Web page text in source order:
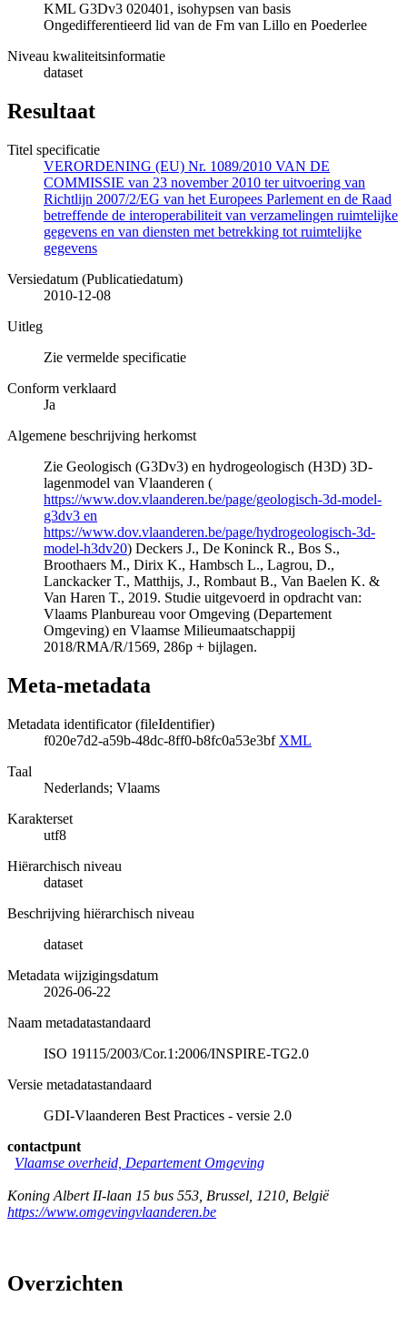
KML G3Dv3 020401, isohypsen van basis
Ongedifferentieerd lid van de Fm van Lillo en Poederlee
Niveau kwaliteitsinformatie
dataset
Resultaat
Titel specificatie
VERORDENING (EU) Nr. 1089/2010 VAN DE
COMMISSIE van 23 november 2010 ter uitvoering van
Richtlijn 2007/2/EG van het Europees Parlement en de Raad
betreffende de interoperabiliteit van verzamelingen ruimtelijke
gegevens en van diensten met betrekking tot ruimtelijke
gegevens
Versiedatum (Publicatiedatum)
2010-12-08
Uitleg
Zie vermelde specificatie
Conform verklaard
Ja
Algemene beschrijving herkomst
Zie Geologisch (G3Dv3) en hydrogeologisch (H3D) 3D-
lagenmodel van Vlaanderen (
https://www.dov.vlaanderen.be/page/geologisch-3d-model-
g3dv3 en
https://www.dov.vlaanderen.be/page/hydrogeologisch-3d-
model-h3dv20) Deckers J., De Koninck R., Bos S.,
Broothaers M., Dirix K., Hambsch L., Lagrou, D.,
Lanckacker T., Matthijs, J., Rombaut B., Van Baelen K. &
Van Haren T., 2019. Studie uitgevoerd in opdracht van:
Vlaams Planbureau voor Omgeving (Departement
Omgeving) en Vlaamse Milieumaatschappij
2018/RMA/R/1569, 286p + bijlagen.
Meta-metadata
Metadata identificator (fileIdentifier)
f020e7d2-a59b-48dc-8ff0-b8fc0a53e3bf XML
Taal
Nederlands; Vlaams
Karakterset
utf8
Hiërarchisch niveau
dataset
Beschrijving hiërarchisch niveau
dataset
Metadata wijzigingsdatum
2026-06-22
Naam metadatastandaard
ISO 19115/2003/Cor.1:2006/INSPIRE-TG2.0
Versie metadatastandaard
GDI-Vlaanderen Best Practices - versie 2.0
contactpunt
Vlaamse overheid, Departement Omgeving
Koning Albert II-laan 15 bus 553 Brussel 1210 België
https://www.omgevingvlaanderen.be
Overzichten